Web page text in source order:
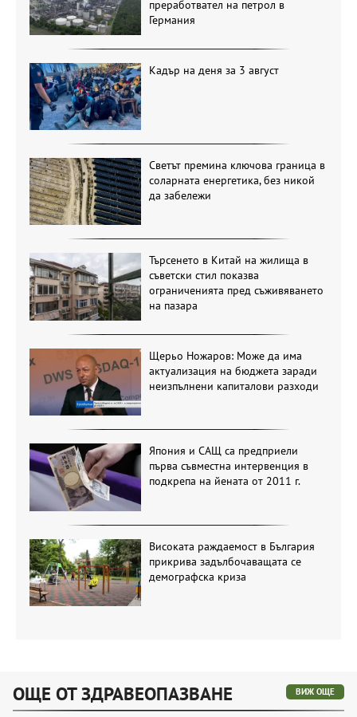
преработвател на петрол в
Германия
Кадър на деня за 3 август
Светът премина ключова граница в
соларната енергетика, без никой
да забележи
Търсенето в Китай на жилища в
съветски стил показва
ограниченията пред съживяването
на пазара
Щерьо Ножаров: Може да има
актуализация на бюджета заради
неизпълнени капиталови разходи
Япония и САЩ са предприели
първа съвместна интервенция в
подкрепа на йената от 2011 г.
Високата раждаемост в България
прикрива задълбочаващата се
демографска криза
ОЩЕ ОТ ЗДРАВЕОПАЗВАНЕ ВИЖ ОЩЕ